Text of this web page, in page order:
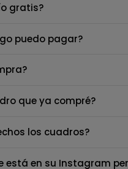
gratis?
puedo pagar?
que ya compré?
los cuadros?
está en su Instagram